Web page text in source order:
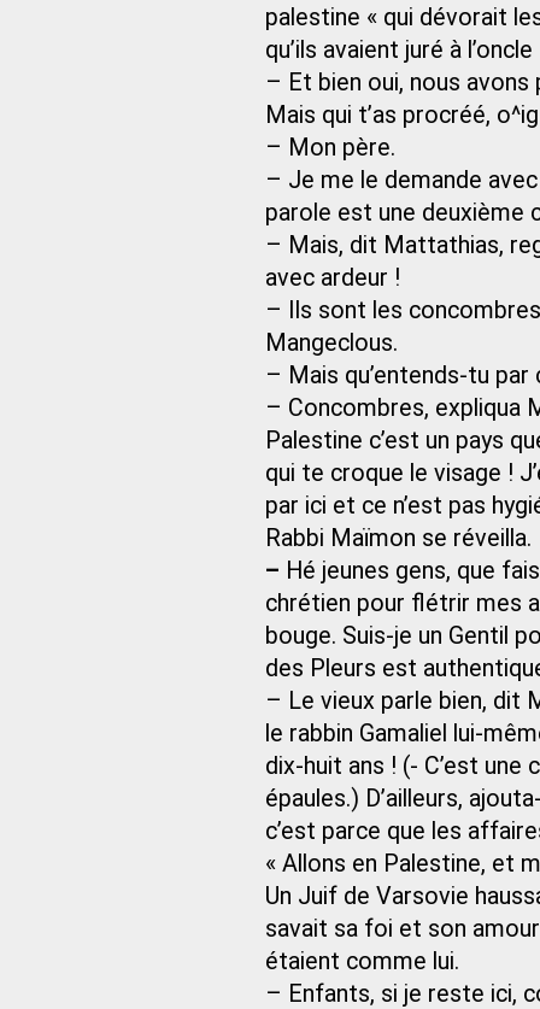
palestine « qui dévorait
qu’ils avaient juré à
– Et bien oui, nous
Mais qui t’as procréé,
– Mon père.
– Je me le demande
parole est une deuxième
– Mais, dit Mattathias,
avec ardeur !
– Ils sont les
Mangeclous.
– Mais qu’entends-tu
– Concombres, expliqua
Palestine c’est un pays
qui te croque le visage !
par ici et ce n’est pas
Rabbi Maïmon se réveilla.
– Hé jeunes gens, que
chrétien pour flétrir mes
bouge. Suis-je un Gentil
des Pleurs est
– Le vieux parle bien, dit
le rabbin Gamaliel lui-
dix-huit ans ! (- C’est une
épaules.) D’ailleurs,
c’est parce que les
« Allons en Palestine, et
Un Juif de Varsovie
savait sa foi et son
étaient comme lui.
– Enfants, si je reste ici,